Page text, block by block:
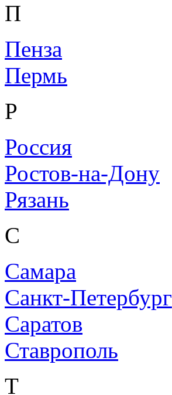
П
Пенза
Пермь
Р
Россия
Ростов-на-Дону
Рязань
С
Самара
Санкт-Петербург
Саратов
Ставрополь
Т